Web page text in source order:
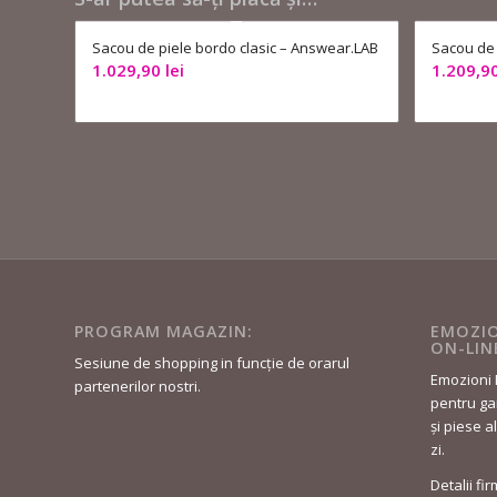
Sacou de piele bordo clasic – Answear.LAB
1.029,90 lei
Sacou
PROGRAM MAGAZIN:
Sesiune de shopping in funcție de orarul
partenerilor nostri.
ON-
Emozioni
pentru
și piese
zi.
Detalii